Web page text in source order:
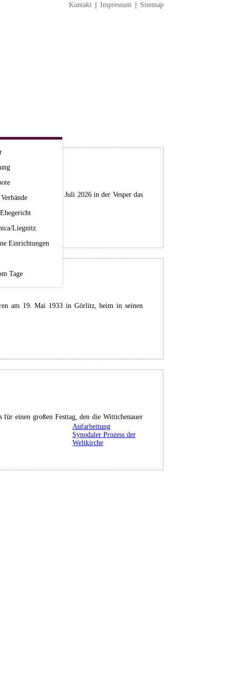
Kontakt Impressum Sitemap
Liegnitz
Einrichtungen
Tage
Aufarbeitung
Synodaler Prozess der
Weltkirche
Samstag, dem 04. Juli 2026 in der Vesper das
am 19. Mai 1933 in Görlitz, heim in seinen
einen großen Festtag, den die Wittichenauer